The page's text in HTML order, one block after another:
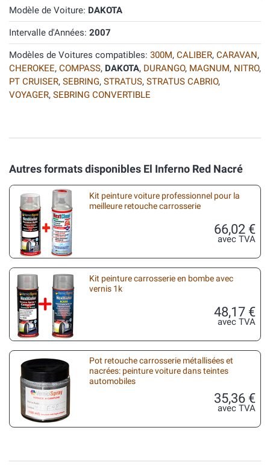
Modèle de Voiture: DAKOTA
Intervalle d'Années: 2007
Modèles de Voitures compatibles: 300M, CALIBER, CARAVAN,
CHEROKEE, COMPASS, DAKOTA, DURANGO, MAGNUM, NITRO,
PT CRUISER, SEBRING, STRATUS, STRATUS CABRIO,
VOYAGER, SEBRING CONVERTIBLE
Autres formats disponibles El Inferno Red Nacré
Kit peinture voiture professionnel pour la
meilleure retouche carrosserie
66,02 €
avec TVA
Kit peinture carrosserie en bombe avec
vernis 1k
48,17 €
avec TVA
Pot retouche carrosserie métallisées et
nacrées: peinture voiture dans teintes
automobiles
35,36 €
avec TVA